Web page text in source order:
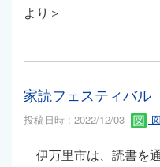
より＞
家読フェスティバル
投稿日時 : 2022/12/03
伊万里市は、読書を